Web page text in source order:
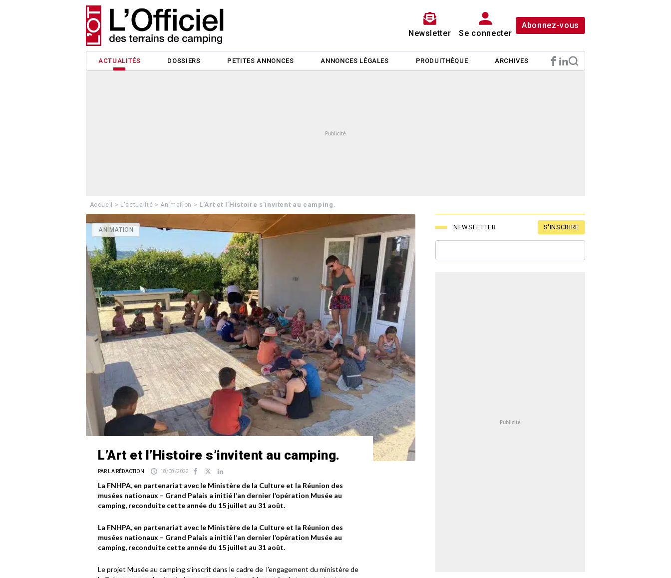
Newsletter Se connecter
Abonnez-vous
ACTUALITÉS DOSSIERS PETITES ANNONCES ANNONCES LÉGALES PRODUITHÈQUE ARCHIVES
Accueil > L'actualité > Animation > L’Art et l’Histoire s’invitent au camping.
ANIMATION
L’Art et l’Histoire s’invitent au camping.
PAR LA RÉDACTION 18/08/2022
La FNHPA, en partenariat avec le Ministère de la Culture et la Réunion des
musées nationaux – Grand Palais a initié l’an dernier l’opération Musée au
camping, reconduite cette année du 15 juillet au 31 août.
La FNHPA, en partenariat avec le Ministère de la Culture et la Réunion des
musées nationaux – Grand Palais a initié l’an dernier l’opération Musée au
camping, reconduite cette année du 15 juillet au 31 août.
Le projet Musée au camping s’inscrit dans le cadre de l’engagement du ministère de
NEWSLETTER S'INSCRIRE